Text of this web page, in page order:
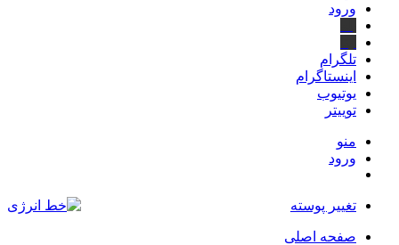
ورود
تلگرام
اینستاگرام
یوتیوب
توییتر
منو
ورود
تغییر پوسته
صفحه اصلی